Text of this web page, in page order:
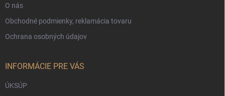
O nás
Obchodné podmienky, reklamácia tovaru
Ochrana osobných údajov
INFORMÁCIE PRE VÁS
ÚKSÚP